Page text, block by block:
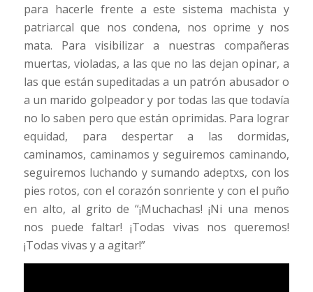
para hacerle frente a este sistema machista y
patriarcal que nos condena, nos oprime y nos
mata. Para visibilizar a nuestras compañeras
muertas, violadas, a las que no las dejan opinar, a
las que están supeditadas a un patrón abusador o
a un marido golpeador y por todas las que todavía
no lo saben pero que están oprimidas. Para lograr
equidad, para despertar a las dormidas,
caminamos, caminamos y seguiremos caminando,
seguiremos luchando y sumando adeptxs, con los
pies rotos, con el corazón sonriente y con el puño
en alto, al grito de “¡Muchachas! ¡Ni una menos
nos puede faltar! ¡Todas vivas nos queremos!
¡Todas vivas y a agitar!”